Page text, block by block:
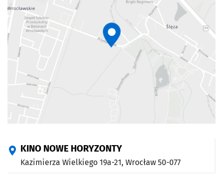
KINO NOWE HORYZONTY
Kazimierza Wielkiego 19a-21, Wrocław 50-077